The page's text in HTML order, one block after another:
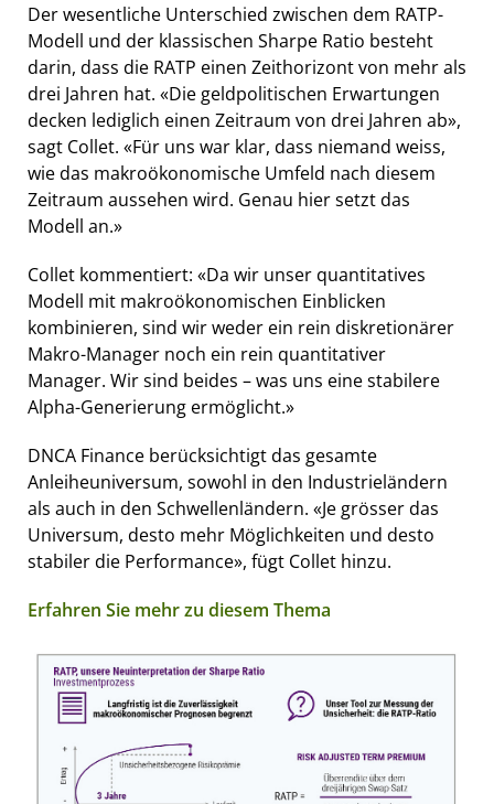
Der wesentliche Unterschied zwischen dem RATP-
Modell und der klassischen Sharpe Ratio besteht
darin, dass die RATP einen Zeithorizont von mehr als
drei Jahren hat. «Die geldpolitischen Erwartungen
decken lediglich einen Zeitraum von drei Jahren ab»,
sagt Collet. «Für uns war klar, dass niemand weiss,
wie das makroökonomische Umfeld nach diesem
Zeitraum aussehen wird. Genau hier setzt das
Modell an.»
Collet kommentiert: «Da wir unser quantitatives
Modell mit makroökonomischen Einblicken
kombinieren, sind wir weder ein rein diskretionärer
Makro-Manager noch ein rein quantitativer
Manager. Wir sind beides – was uns eine stabilere
Alpha-Generierung ermöglicht.»
DNCA Finance berücksichtigt das gesamte
Anleiheuniversum, sowohl in den Industrieländern
als auch in den Schwellenländern. «Je grösser das
Universum, desto mehr Möglichkeiten und desto
stabiler die Performance», fügt Collet hinzu.
Erfahren Sie mehr zu diesem Thema